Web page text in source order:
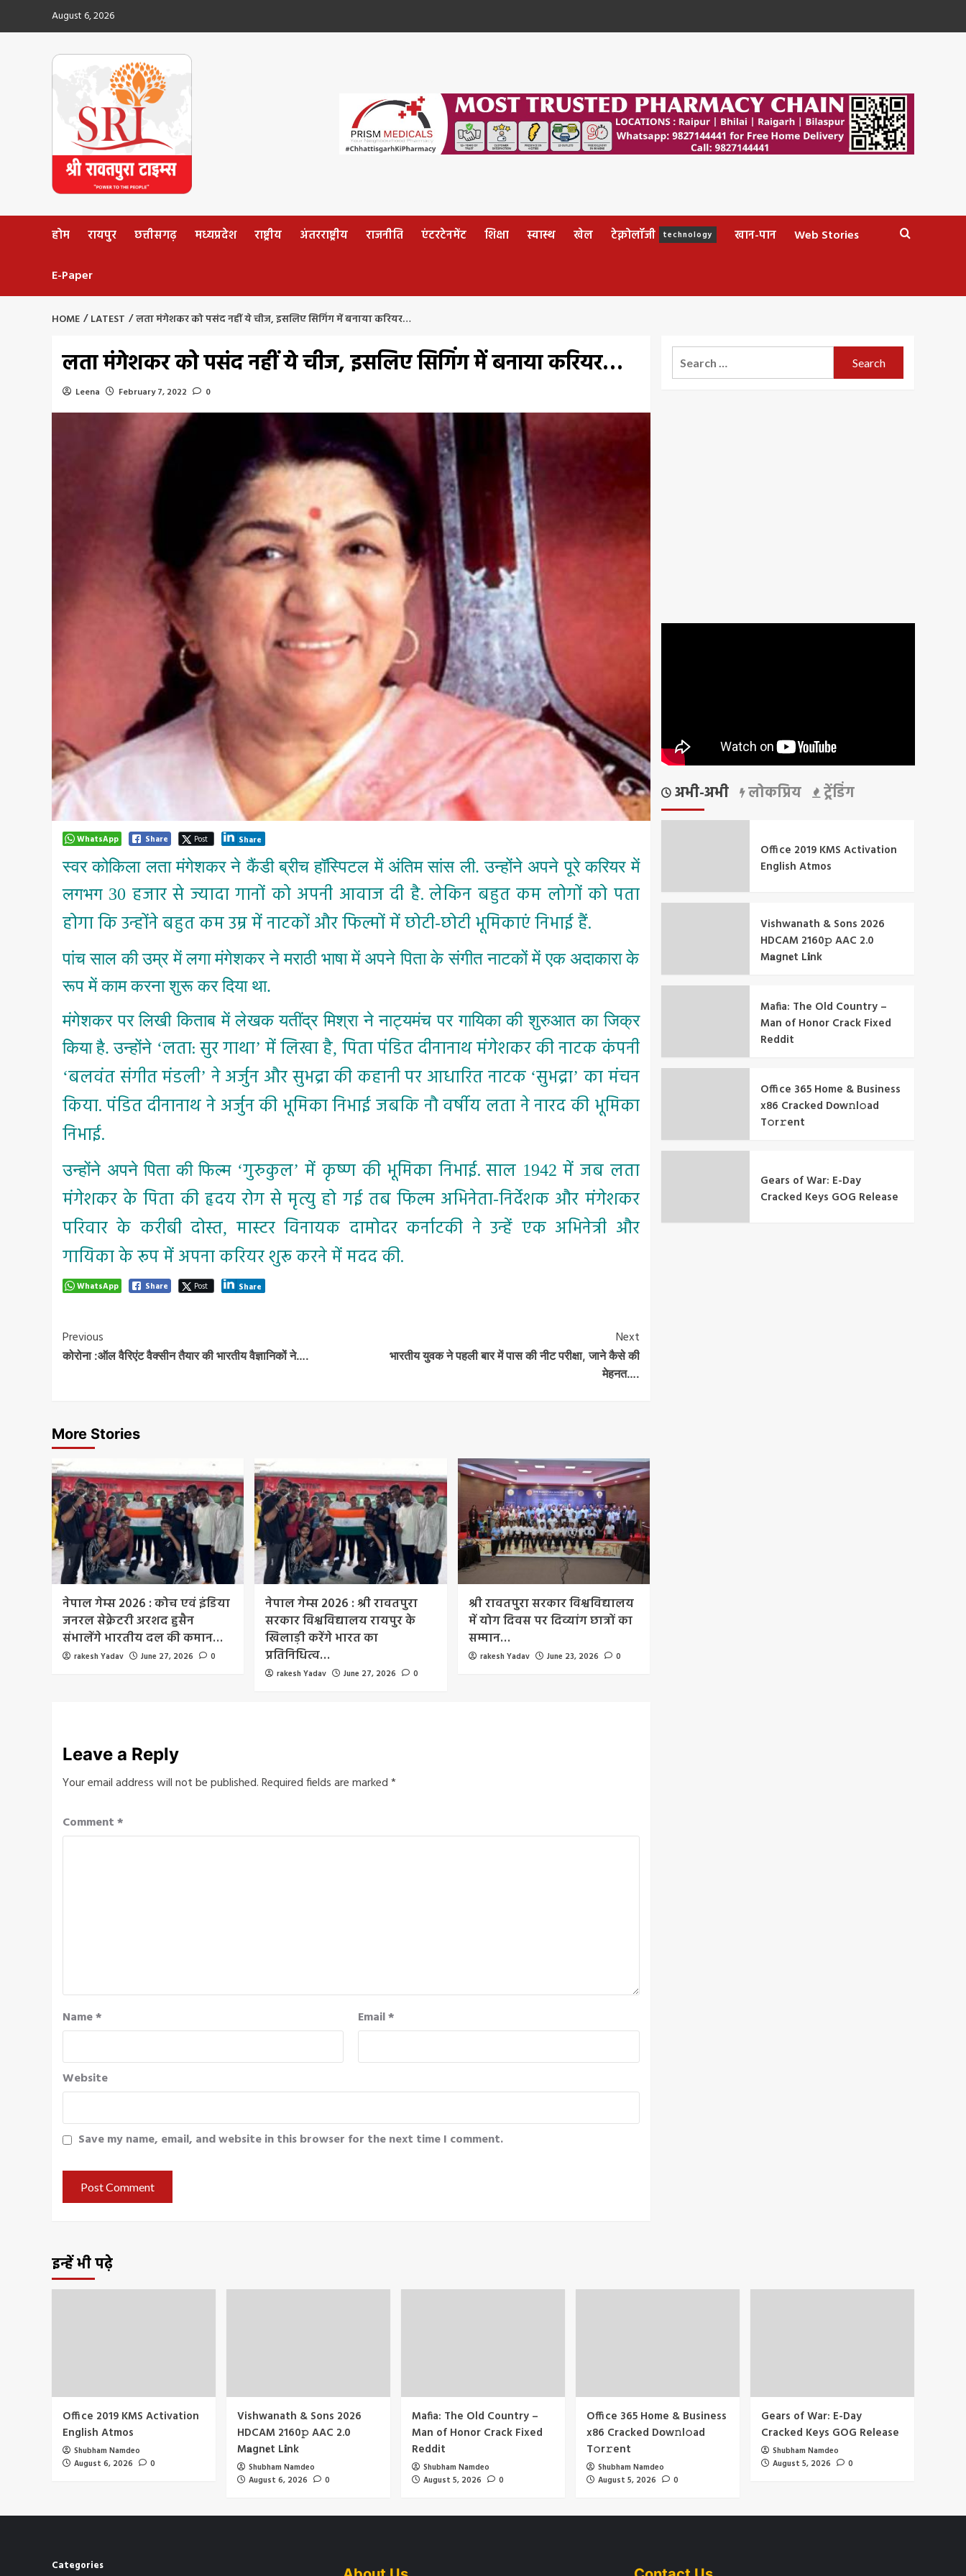
August 6, 2026
होम रायपुर छत्तीसगढ़ मध्यप्रदेश राष्ट्रीय अंतरराष्ट्रीय राजनीति एंटरटेनमेंट शिक्षा स्वास्थ खेल टेक्नोलॉजी technology खान-पान Web Stories
E-Paper
HOME LATEST लता मंगेशकर को पसंद नहीं ये चीज, इसलिए सिगिंग में बनाया करियर…
लता मंगेशकर को पसंद नहीं ये चीज, इसलिए सिगिंग में बनाया करियर…
Leena February 7, 2022 0
WhatsApp Share Post Share
स्वर कोकिला लता मंगेशकर ने कैंडी ब्रीच हॉस्पिटल में अंतिम सांस ली. उन्होंने अपने पूरे करियर में
लगभग 30 हजार से ज्यादा गानों को अपनी आवाज दी है. लेकिन बहुत कम लोगों को पता
होगा कि उन्होंने बहुत कम उम्र में नाटकों और फिल्मों में छोटी-छोटी भूमिकाएं निभाई हैं.
पांच साल की उम्र में लगा मंगेशकर ने मराठी भाषा में अपने पिता के संगीत नाटकों में एक अदाकारा के
रूप में काम करना शुरू कर दिया था.
मंगेशकर पर लिखी किताब में लेखक यतींद्र मिश्रा ने नाट्यमंच पर गायिका की शुरुआत का जिक्र
किया है. उन्होंने ‘लता: सुर गाथा’में लिखा है, पिता पंडित दीनानाथ मंगेशकर की नाटक कंपनी
‘बलवंत संगीत मंडली’ ने अर्जुन और सुभद्रा की कहानी पर आधारित नाटक ‘सुभद्रा’ का मंचन
किया. पंडित दीनानाथ ने अर्जुन की भूमिका निभाई जबकि नौ वर्षीय लता ने नारद की भूमिका
निभाई.
उन्होंने अपने पिता की फिल्म ‘गुरुकुल’में कृष्ण की भूमिका निभाई. साल 1942में जब लता
मंगेशकर के पिता की हृदय रोग से मृत्यु हो गई तब फिल्म अभिनेता-निर्देशक और मंगेशकर
परिवार के करीबी दोस्त, मास्टर विनायक दामोदर कर्नाटकी ने उन्हें एक अभिनेत्री और
गायिका के रूप में अपना करियर शुरू करने में मदद की.
WhatsApp Share Post Share
Post
Navigation
Previous
कोरोना :ऑल वैरिएंट वैक्सीन तैयार की भारतीय वैज्ञानिकों ने….
Next
भारतीय युवक ने पहली बार में पास की नीट परीक्षा, जाने कैसे की
मेहनत….
More Stories
नेपाल गेम्स 2026 : कोच एवं इंडिया
जनरल सेक्रेटरी अरशद हुसैन
संभालेंगे भारतीय दल की कमान…
rakesh Yadav June 27, 2026 0
नेपाल गेम्स 2026 : श्री रावतपुरा
सरकार विश्वविद्यालय रायपुर के
खिलाड़ी करेंगे भारत का
प्रतिनिधित्व…
rakesh Yadav June 27, 2026 0
श्री रावतपुरा सरकार विश्वविद्यालय
में योग दिवस पर दिव्यांग छात्रों का
सम्मान…
rakesh Yadav June 23, 2026 0
Leave a Reply
Your email address will not be published.Required fields are marked*
Comment*
Name* Email*
Website
Save my name, email, and website in this browser for the next time I comment.
for:
अभी-अभी लोकप्रिय ट्रेंडिंग
Office 2019 KMS Activation
English Atmos
Vishwanath & Sons 2026
HDCAM 2160𝚙 AAC 2.0
M𝐚gn𝐞t L𝐢nk
Mafia: The Old Country –
Man of Honor Crack Fixed
Reddit
Office 365 Home & Business
x86 Cracked Dоw𝚗l𝚘ad
T𝚘r𝚛ent
Gears of War: E-Day
Cracked Keys GOG Release
इन्हें भी पढ़े
Office 2019 KMS Activation
English Atmos
Shubham Namdeo
August 6, 2026
0
Vishwanath & Sons 2026
HDCAM 2160𝚙 AAC 2.0
M𝐚gn𝐞t L𝐢nk
Shubham Namdeo
August 6, 2026
0
Mafia: The Old Country –
Man of Honor Crack Fixed
Reddit
Shubham Namdeo
August 5, 2026
0
Office 365 Home & Business
x86 Cracked Dоw𝚗l𝚘ad
T𝚘r𝚛ent
Shubham Namdeo
August 5, 2026
0
Gears of War: E-Day
Cracked Keys GOG Release
Shubham Namdeo
August 5, 2026
0
Categories